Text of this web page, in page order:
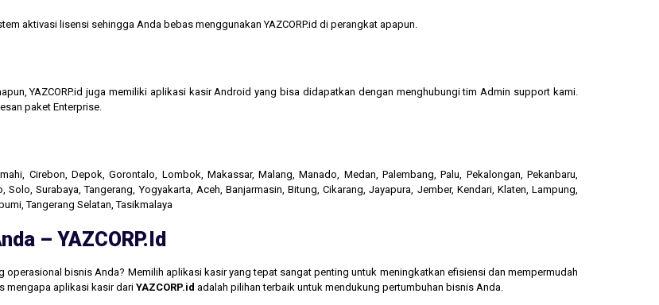
aktivasi lisensi sehingga Anda bebas menggunakan YAZCORP.id di perangkat apapun.
YAZCORP.id juga memiliki aplikasi kasir Android yang bisa didapatkan dengan menghubungi tim Admin support kami.
paket Enterprise.
Cirebon, Depok, Gorontalo, Lombok, Makassar, Malang, Manado, Medan, Palembang, Palu, Pekalongan, Pekanbaru,
Surabaya, Tangerang, Yogyakarta, Aceh, Banjarmasin, Bitung, Cikarang, Jayapura, Jember, Kendari, Klaten, Lampung,
Tangerang Selatan, Tasikmalaya
– YAZCORP.id
operasional bisnis Anda? Memilih aplikasi kasir yang tepat sangat penting untuk meningkatkan efisiensi dan mempermudah
mengapa aplikasi kasir dari YAZCORP.id adalah pilihan terbaik untuk mendukung pertumbuhan bisnis Anda.